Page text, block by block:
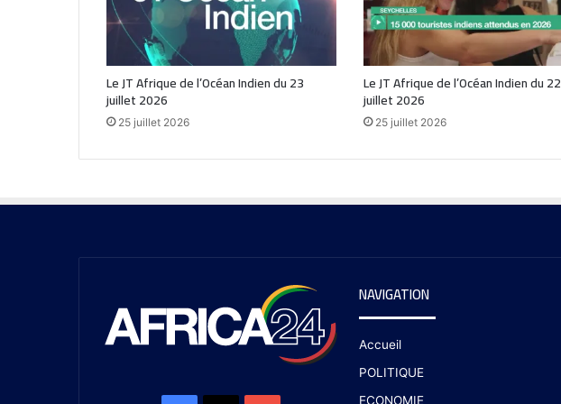
Le JT Afrique de l’Océan Indien du 23
juillet 2026
25 juillet 2026
Le JT Afrique de l’Océan Indien du 22
juillet 2026
25 juillet 2026
NAVIGATION
Accueil
POLITIQUE
ECONOMIE